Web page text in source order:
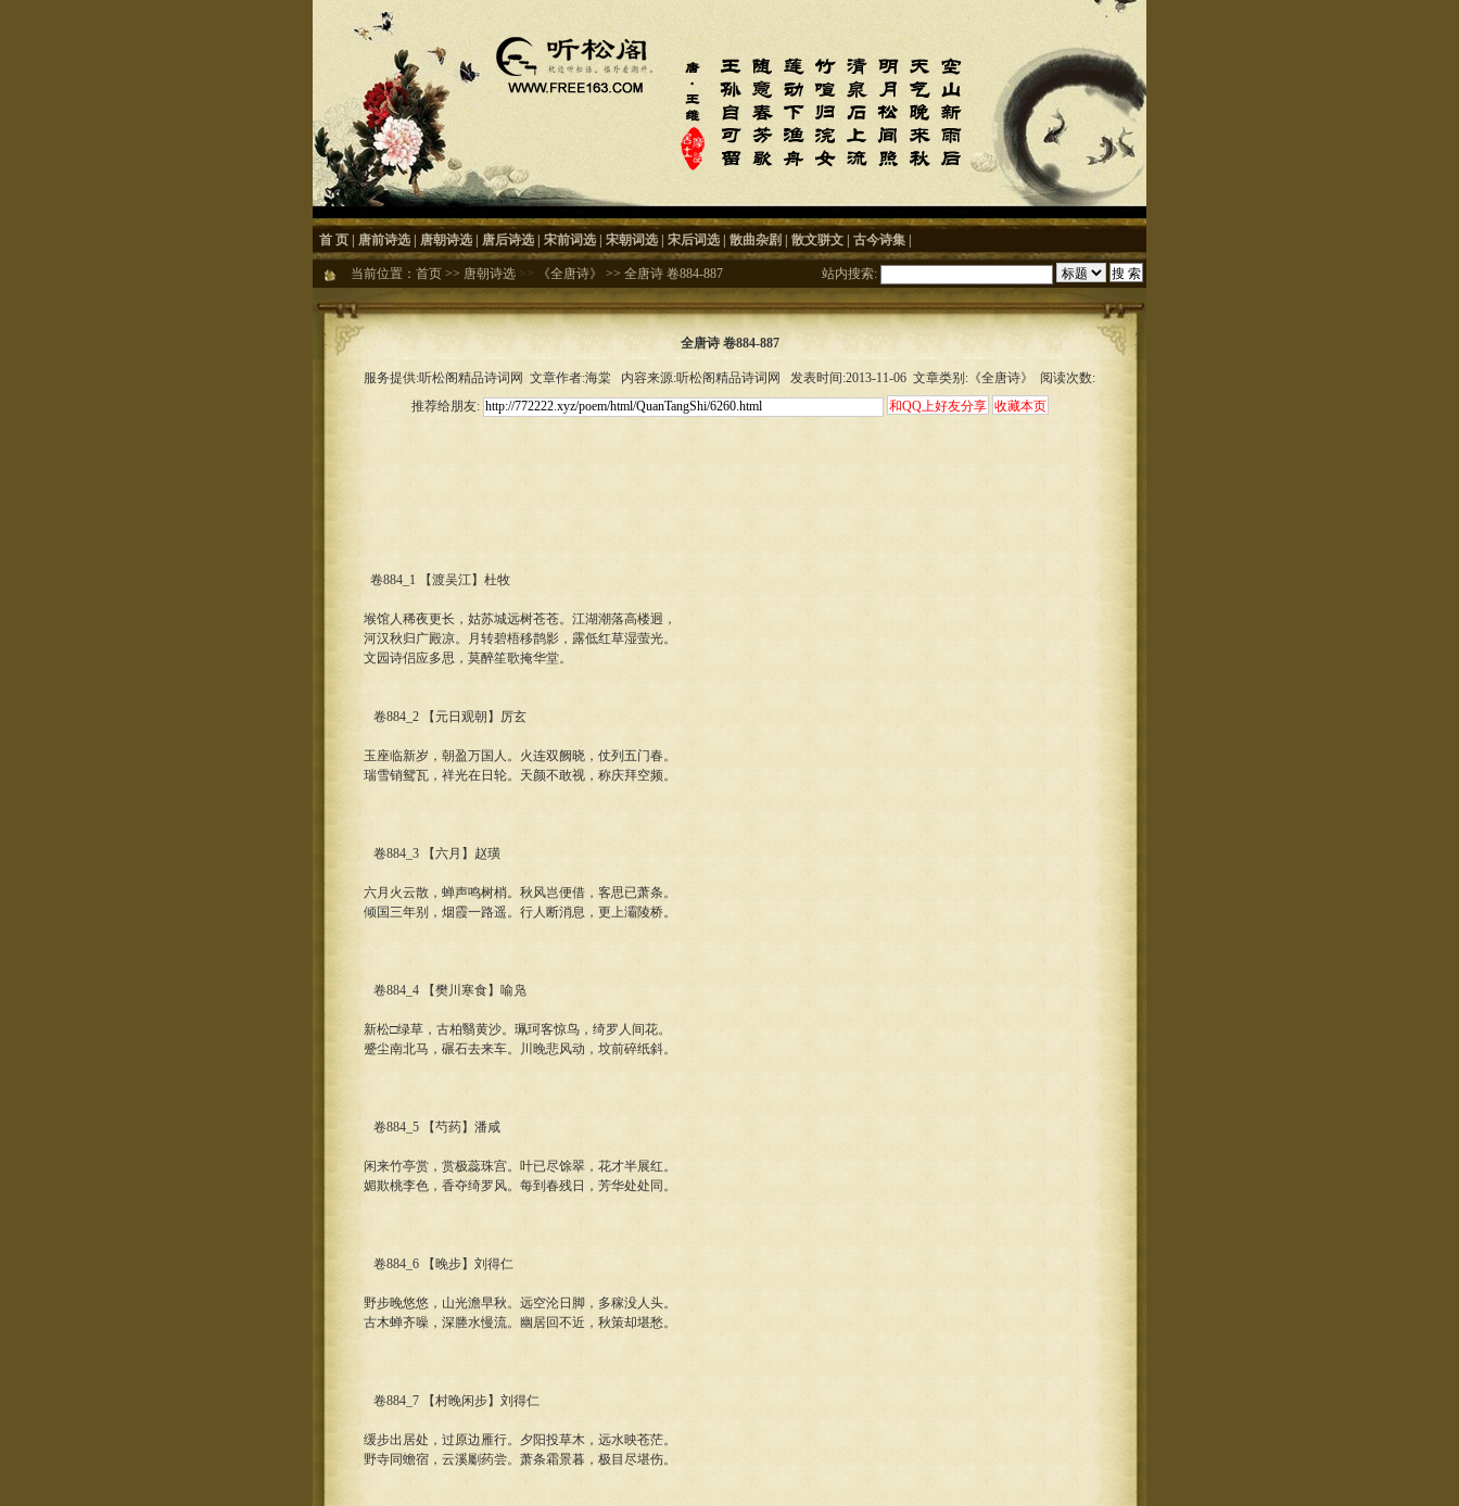
首 页 唐前诗选 唐朝诗选 唐后诗选 宋前词选 宋朝词选 宋后词选 散曲杂剧 散文骈文 古今诗集
当前位置： 首页 >> 唐朝诗选 >> 《全唐诗》 >> 全唐诗 卷884-887 站内搜索:
全唐诗 卷884-887
服务提供:听松阁精品诗词网 文章作者:海棠 内容来源:听松阁精品诗词网 发表时间:2013-11-06 文章类别:《全唐诗》 阅读次数:
推荐给朋友:
卷884_1 【渡吴江】杜牧
堠馆人稀夜更长，姑苏城远树苍苍。江湖潮落高楼迥，
河汉秋归广殿凉。月转碧梧移鹊影，露低红草湿萤光。
文园诗侣应多思，莫醉笙歌掩华堂。
卷884_2 【元日观朝】厉玄
玉座临新岁，朝盈万国人。火连双阙晓，仗列五门春。
瑞雪销鸳瓦，祥光在日轮。天颜不敢视，称庆拜空频。
卷884_3 【六月】赵璜
六月火云散，蝉声鸣树梢。秋风岂便借，客思已萧条。
倾国三年别，烟霞一路遥。行人断消息，更上灞陵桥。
卷884_4 【樊川寒食】喻凫
新松□绿草，古柏翳黄沙。珮珂客惊鸟，绮罗人间花。
蹙尘南北马，碾石去来车。川晚悲风动，坟前碎纸斜。
卷884_5 【芍药】潘咸
闲来竹亭赏，赏极蕊珠宫。叶已尽馀翠，花才半展红。
媚欺桃李色，香夺绮罗风。每到春残日，芳华处处同。
卷884_6 【晚步】刘得仁
野步晚悠悠，山光澹早秋。远空沦日脚，多稼没人头。
古木蝉齐噪，深塍水慢流。幽居回不近，秋策却堪愁。
卷884_7 【村晚闲步】刘得仁
缓步出居处，过原边雁行。夕阳投草木，远水映苍茫。
野寺同蟾宿，云溪劚药尝。萧条霜景暮，极目尽堪伤。